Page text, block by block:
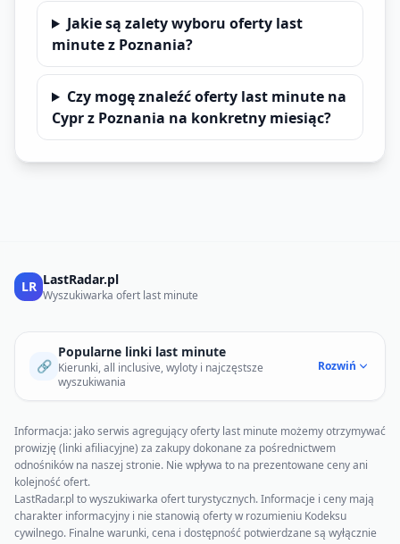
Jakie są zalety wyboru oferty last
minute z Poznania?
Czy mogę znaleźć oferty last minute na
Cypr z Poznania na konkretny miesiąc?
LR LastRadar.pl
Wyszukiwarka ofert last minute
🔗
Popularne linki last minute
Kierunki, all inclusive, wyloty i najczęstsze
wyszukiwania
Rozwiń
Informacja: jako serwis agregujący oferty last minute możemy otrzymywać
prowizję (linki afiliacyjne) za zakupy dokonane za pośrednictwem
odnośników na naszej stronie. Nie wpływa to na prezentowane ceny ani
kolejność ofert.
LastRadar.pl to wyszukiwarka ofert turystycznych. Informacje i ceny mają
charakter informacyjny i nie stanowią oferty w rozumieniu Kodeksu
cywilnego. Finalne warunki, cena i dostępność potwierdzane są wyłącznie